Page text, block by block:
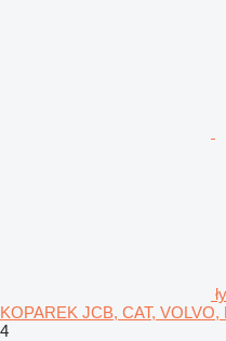
KOPAREK JCB, CAT,
4